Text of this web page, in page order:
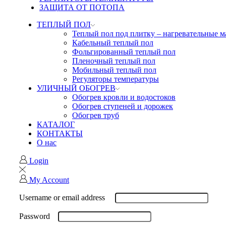
ЗАЩИТА ОТ ПОТОПА
ТЕПЛЫЙ ПОЛ
Теплый пол под плитку – нагревательные
Кабельный теплый пол
Фольгированный теплый пол
Пленочный теплый пол
Мобильный теплый пол
Регуляторы температуры
УЛИЧНЫЙ ОБОГРЕВ
Обогрев кровли и водостоков
Обогрев ступеней и дорожек
Обогрев труб
КАТАЛОГ
КОНТАКТЫ
О нас
Login
My Account
Username or email address
Password